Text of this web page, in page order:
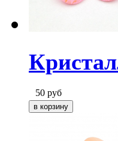
50 руб